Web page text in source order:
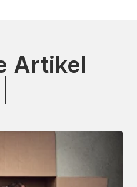
Artikel